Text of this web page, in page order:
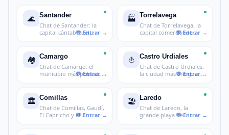
🌊 Santander
Chat de Santander: la
capital cántabra, el
🏭 Torrelavega
Chat de Torrelavega, la
capital comercial de
🏘️ Camargo
Chat de Camargo, el
municipio más poblado
⛵ Castro Urdiales
Chat de Castro Urdiales,
la ciudad más antigua de
🏛️ Comillas
Chat de Comillas, Gaudí,
El Capricho y el
🏖️ Laredo
Chat de Laredo, la
grande playa de